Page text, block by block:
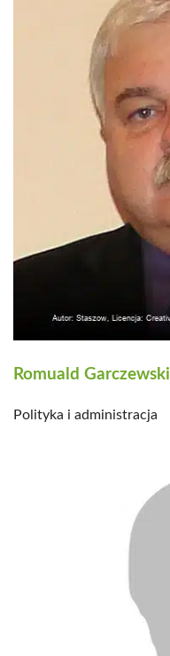
Romuald Garczewski
Polityka i administracja